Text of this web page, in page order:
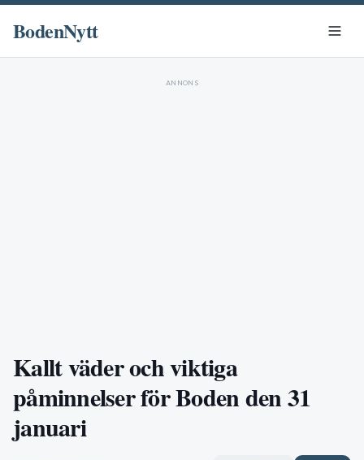
BodenNytt
ANNONS
Kallt väder och viktiga
påminnelser för Boden den 31
januari